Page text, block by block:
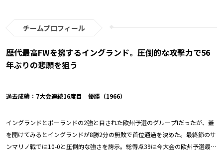
iOS Apps
TV
チームプロフィール
歴代最高FWを擁するイングランド。圧倒的な攻撃力で56
年ぶりの悲願を狙う
過去成績：7大会連続16度目 優勝（1966）
イングランドとポーランドの2強と目された欧州予選のグループIだったが、蓋
を開けてみるとイングランドが8勝2分の無敗で首位通過を決めた。最終節のサ
ンマリノ戦では10-0と圧倒的な強さを誇示。総得点39は今大会の欧州予選最多